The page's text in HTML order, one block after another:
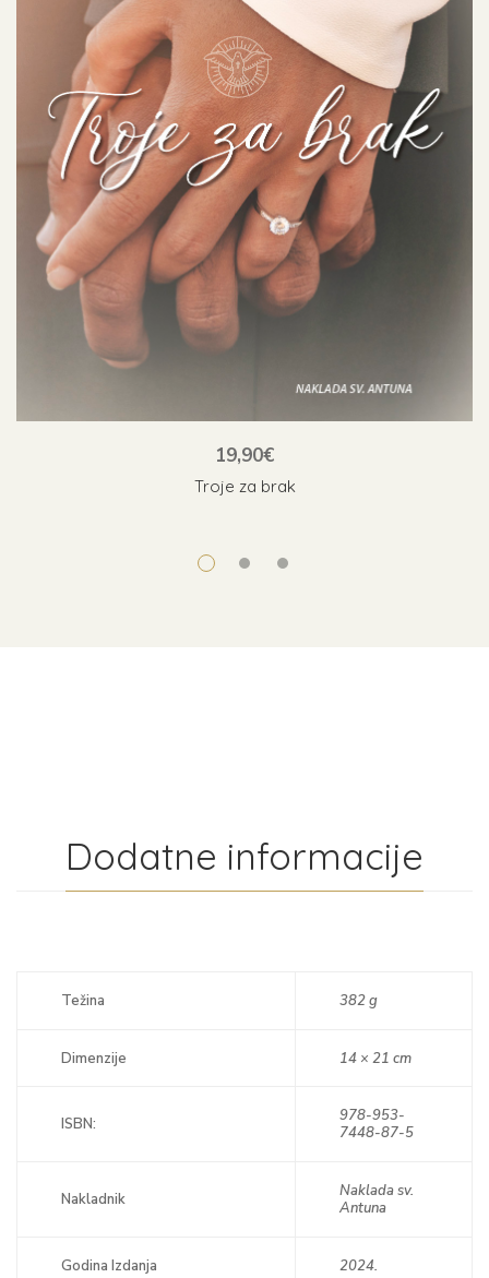
Troje za brak
19,90€
Dodatne informacije
Težina 382 g
Dimenzije 14 × 21 cm
ISBN:
978-953-
7448-87-5
Nakladnik
Naklada sv.
Antuna
Godina Izdanja 2024.